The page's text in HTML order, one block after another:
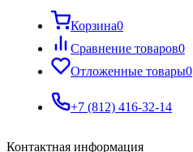
Корзина0
Сравнение товаров0
Отложенные товары0
+7 (812) 416-32-14
Контактная информация